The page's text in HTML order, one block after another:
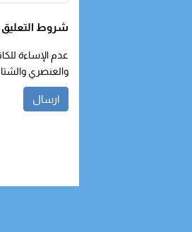
شروط التعليق
عدم الإساءة
والعنصري